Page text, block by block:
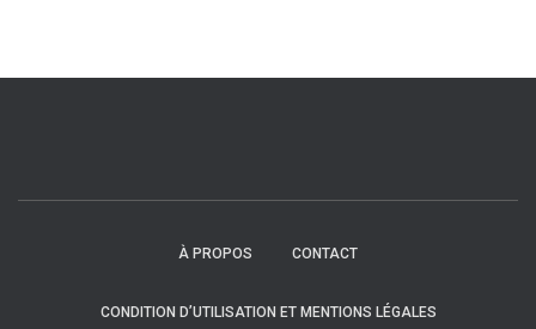
À PROPOS CONTACT
CONDITION D’UTILISATION ET MENTIONS LÉGALES